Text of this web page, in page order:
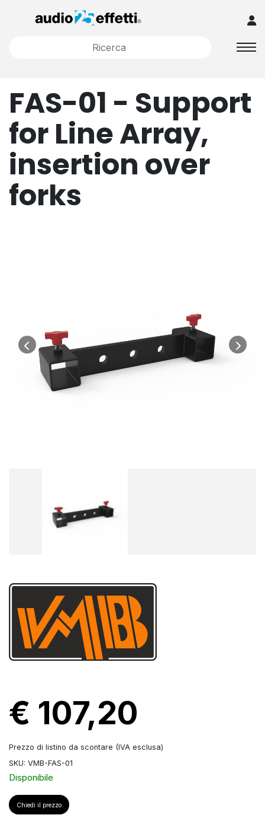
FAS-01 - Support
for Line Array,
insertion over
forks
€ 107,20
Prezzo di listino da scontare (IVA esclusa)
SKU: VMB-FAS-01
Disponibile
Chiedi il prezzo